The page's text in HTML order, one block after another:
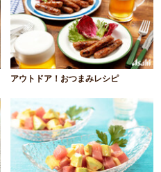
アウトドア！おつまみレシピ